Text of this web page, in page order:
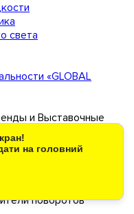
на головний
света
«GLOBAL
и Выставочные
Лампочек
поворотов